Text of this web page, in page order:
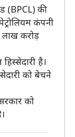
(BPCL) की
कंपनी
करोड़
है।
को बेचने
को